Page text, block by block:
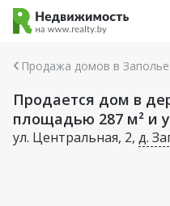
Продажа домов в Заполье
Продается дом в
площадью 287 м² и
ул. Центральная, 2, д.